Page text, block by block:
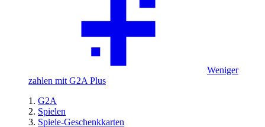
Weniger
zahlen mit G2A Plus
G2A
Spielen
Spiele-Geschenkkarten